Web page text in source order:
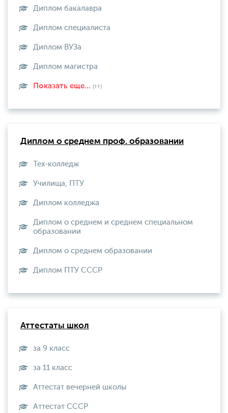
Диплом бакалавра
Диплом специалиста
Диплом ВУЗа
Диплом магистра
Показать еще... (11)
Диплом о среднем проф. образовании
Тех-колледж
Училища, ПТУ
Диплом колледжа
Диплом о среднем и среднем специальном
образовании
Диплом о среднем образовании
Диплом ПТУ СССР
Аттестаты школ
за 9 класс
за 11 класс
Аттестат вечерней школы
Aттестат СССР